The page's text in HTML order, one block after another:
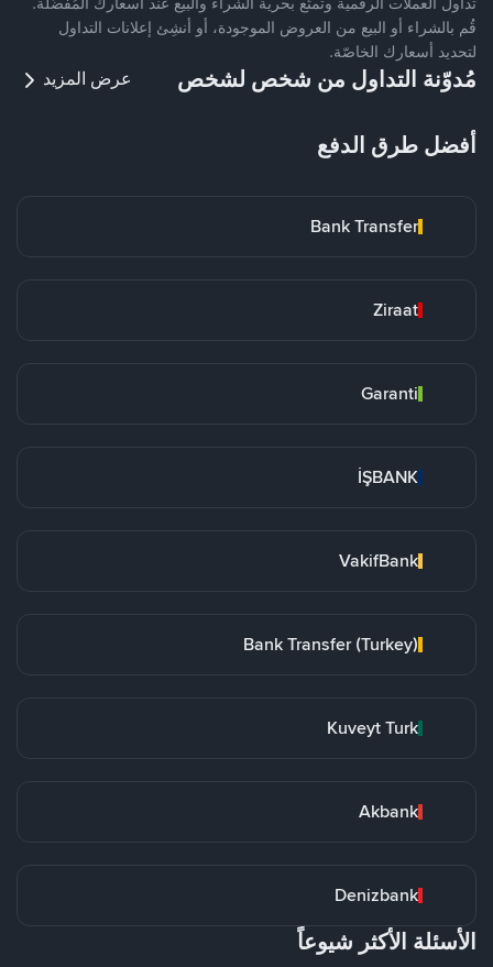
قُم بالشراء أو البيع من العروض الموجودة، أو أنشِئ إعلانات التداول
لتحديد أسعارك الخاصّة.
مُدوّنة التداول من شخص لشخص عرض المزيد
أفضل طرق الدفع
Bank Transfer
Ziraat
Garanti
İŞBANK
VakifBank
Bank Transfer (Turkey)
Kuveyt Turk
Akbank
Denizbank
الأسئلة الأكثر شيوعاً